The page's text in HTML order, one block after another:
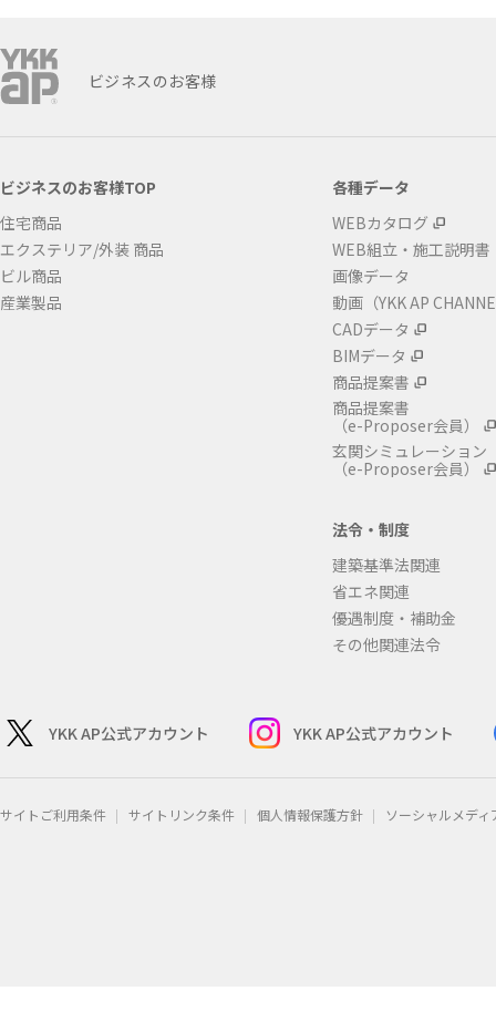
ビジネスのお客様
ビジネスのお客様TOP
住宅商品
エクステリア/外装 商品
ビル商品
産業製品
各種データ
WEBカタログ
WEB組立・施工説明書
画像データ
動画（YKK AP
CADデータ
BIMデータ
商品提案書
商品提案書
（e-Proposer会員）
玄関シミュレーション
（e-Proposer会員）
法令・制度
建築基準法関連
省エネ関連
優遇制度・補助金
その他関連法令
YKK AP公式アカウント YKK AP公式アカウント
サイトご利用条件 サイトリンク条件 個人情報保護方針 ソーシャルメデ